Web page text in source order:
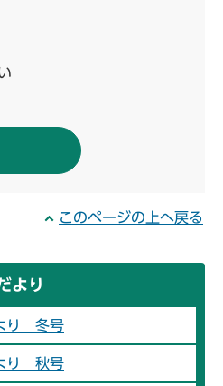
このページの上へ戻る
より
り 冬号
り 秋号